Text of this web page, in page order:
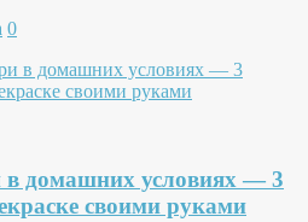
0
в домашних условиях — 3
своими руками